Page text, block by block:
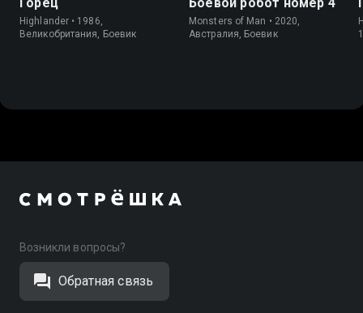
Highlander • 1986,
Великобритания, Боевик
Monsters of Man • 2020,
Австралия, Боевик
Возникли вопросы?
Обратная связь